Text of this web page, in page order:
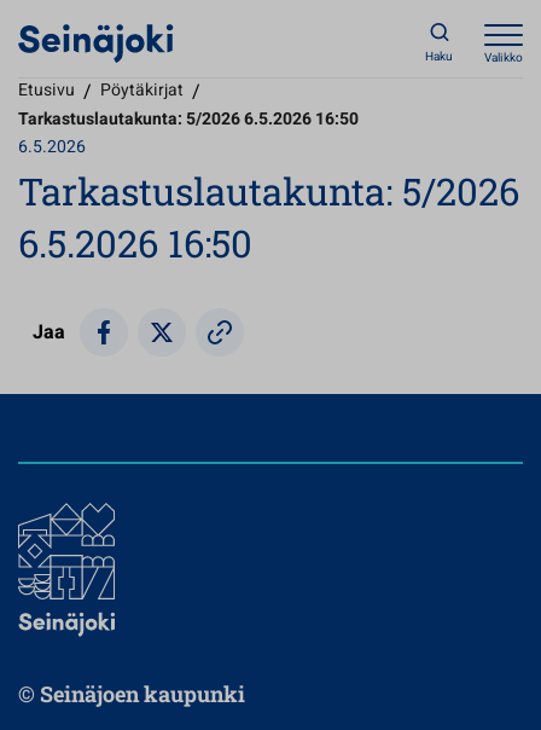
Haku Valikko
Etusivu / Pöytäkirjat /
Tarkastuslautakunta: 5/2026 6.5.2026 16:50
6.5.2026
Tarkastuslautakunta: 5/2026
6.5.2026 16:50
Jaa
© Seinäjoen kaupunki